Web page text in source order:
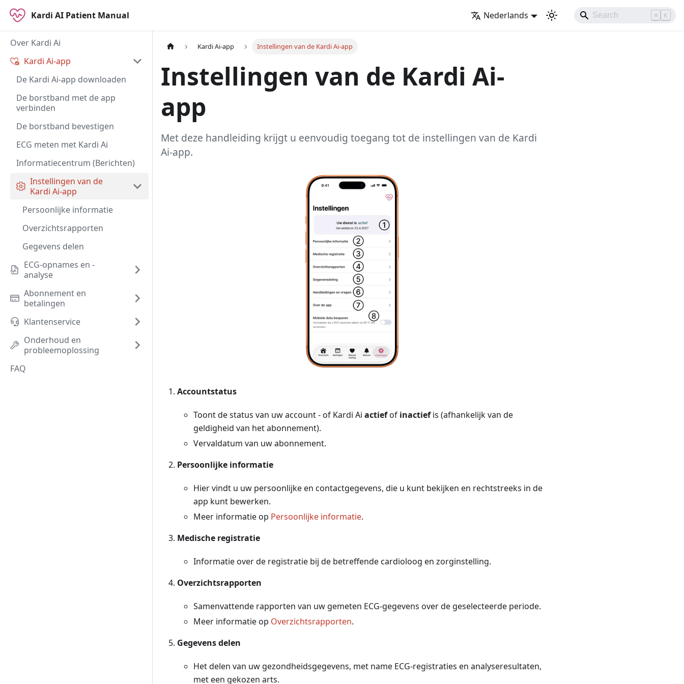
Kardi AI Patient Manual Nederlands ⌘ K
Over Kardi Ai
Kardi Ai-app
De Kardi Ai-app downloaden
De borstband met de app
verbinden
De borstband bevestigen
ECG meten met Kardi Ai
Informatiecentrum (Berichten)
Instellingen van de
Kardi Ai-app
Persoonlijke informatie
Overzichtsrapporten
Gegevens delen
ECG-opnames en -
analyse
Abonnement en
betalingen
Klantenservice
Onderhoud en
probleemoplossing
FAQ
Kardi Ai-app Instellingen van de Kardi Ai-app
Instellingen van de Kardi Ai-
app
Met deze handleiding krijgt u eenvoudig toegang tot de instellingen van de Kardi
Ai-app.
Accountstatus
Toont de status van uw account - of Kardi Ai actiefof inactiefis (afhankelijk van de
geldigheid van het abonnement).
Vervaldatum van uw abonnement.
Persoonlijke informatie
Hier vindt u uw persoonlijke en contactgegevens, die u kunt bekijken en rechtstreeks in de
app kunt bewerken.
Meer informatie op Persoonlijke informatie.
Medische registratie
Informatie over de registratie bij de betreffende cardioloog en zorginstelling.
Overzichtsrapporten
Samenvattende rapporten van uw gemeten ECG-gegevens over de geselecteerde periode.
Meer informatie op Overzichtsrapporten.
Gegevens delen
Het delen van uw gezondheidsgegevens, met name ECG-registraties en analyseresultaten,
met een gekozen arts.